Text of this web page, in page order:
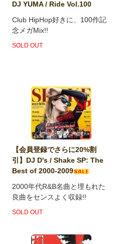
DJ YUMA / Ride Vol.100
Club HipHop好きに、100作記
念メガMix!!
SOLD OUT
【会員登録でさらに20%割
引】DJ D's / Shake SP: The
Best of 2000-2009
2000年代R&B名曲と埋もれた
良曲をセンスよく収録!!
SOLD OUT